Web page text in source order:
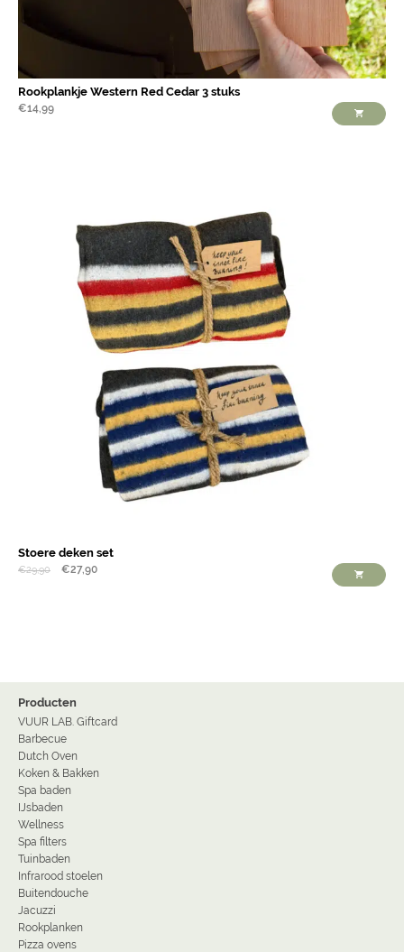
Rookplankje Western Red Cedar 3 stuks
€14,99
Stoere deken set
€29,90 €27,90
Producten
VUUR LAB. Giftcard
Barbecue
Dutch Oven
Koken & Bakken
Spa baden
IJsbaden
Wellness
Spa filters
Tuinbaden
Infrarood stoelen
Buitendouche
Jacuzzi
Rookplanken
Pizza ovens